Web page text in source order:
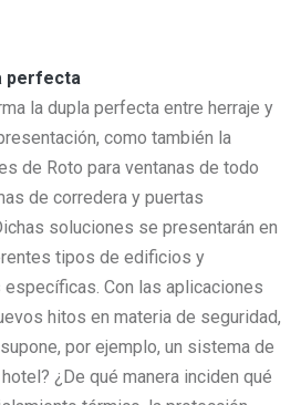
perfecta
la dupla perfecta entre herraje y
como también la
de Roto para ventanas de todo
de corredera y puertas
soluciones se presentarán en
tipos de edificios y
Con las aplicaciones
hitos en materia de seguridad,
por ejemplo, un sistema de
¿De qué manera inciden qué